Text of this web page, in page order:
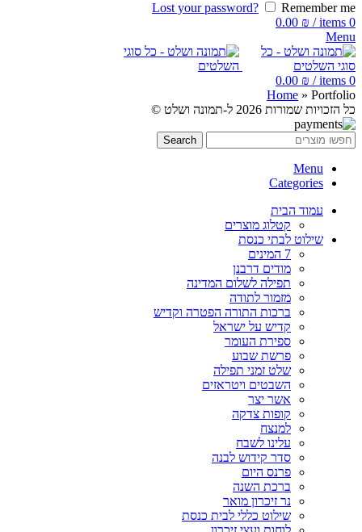
Lost your password?
Remember me
0
items
/
0.00 ₪
Menu
0
items
/
0.00 ₪
Home » Portfolio
כל הזכויות שמורות 2026 ל-תמונה ושלט ©
Search
Menu
Categories
עמוד הבית
קטלוג מוצרים
שילוט לבתי כנסת
7 המינים
מודים דרבנן
תפילה לשלום המדינה
מזמור לתודה
ברכות התורה הפטרה וקדיש
קדיש על ישראל
ספירת העומר
פרשת שבוע
שלט זמני תפילה
השבטים ויטראזים
אשר יצר
קופות צדקה
למנצח
עלינו לשבח
סדר קידוש לבנה
פרנס היום
ברכת השנה
נר זיכרון מואר
שילוט כללי לבית כנסת